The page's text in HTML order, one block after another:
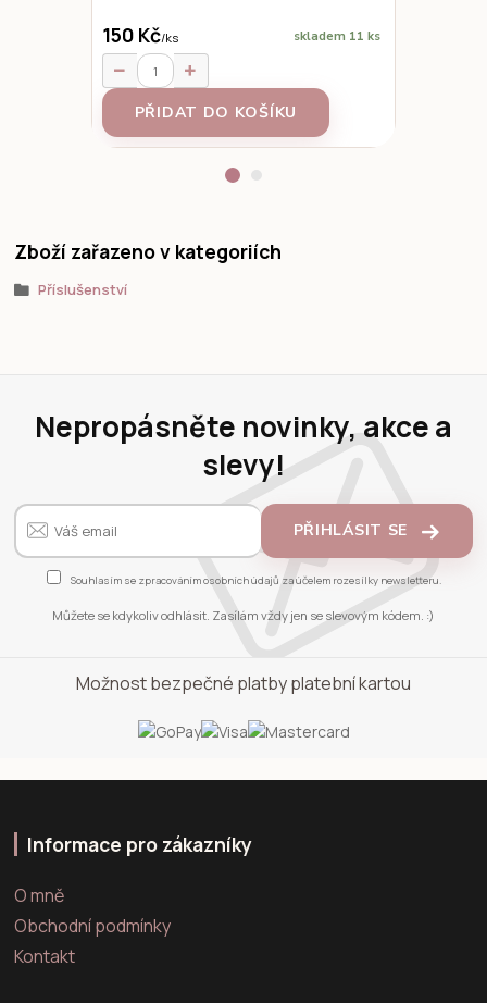
150 Kč/ks skladem 11 ks
PŘIDAT DO KOŠÍKU
Zboží zařazeno v kategoriích
Příslušenství
Nepropásněte novinky, akce a
slevy!
PŘIHLÁSIT SE
Souhlasím se zpracováním osobních údajů za účelem rozesílky newsletteru.
Můžete se kdykoliv odhlásit. Zasílám vždy jen se slevovým kódem. :)
Možnost bezpečné platby platební kartou
Informace pro zákazníky
O mně
Obchodní podmínky
Kontakt